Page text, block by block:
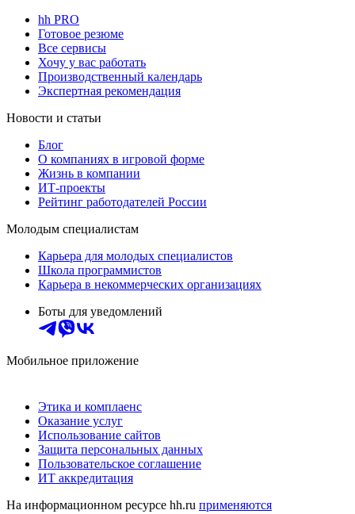
hh PRO
Готовое резюме
Все сервисы
Хочу у вас работать
Производственный календарь
Экспертная рекомендация
Новости и статьи
Блог
О компаниях в игровой форме
Жизнь в компании
ИТ-проекты
Рейтинг работодателей России
Молодым специалистам
Карьера для молодых специалистов
Школа программистов
Карьера в некоммерческих организациях
Боты для уведомлений
Мобильное приложение
Этика и комплаенс
Оказание услуг
Использование сайтов
Защита персональных данных
Пользовательское соглашение
ИТ аккредитация
На информационном ресурсе hh.ru применяются